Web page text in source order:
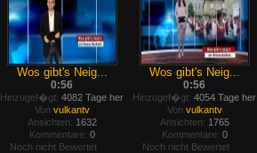
Wos gibt's Neig...
0:56
Hinzugef�gt: 4082 Tage her
Von vulkantv
Ansichten: 1632
Kommentare: 0
Noch nicht Bewertet
Wos gibt's Neig...
0:56
Hinzugef�gt: 4054 Tage her
Von vulkantv
Ansichten: 1765
Kommentare: 0
Noch nicht Bewertet